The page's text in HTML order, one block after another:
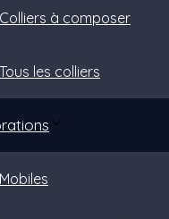
Colliers à composer
Tous les colliers
Mobiles